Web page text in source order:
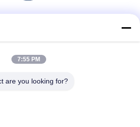
7:55 PM
are you looking for?